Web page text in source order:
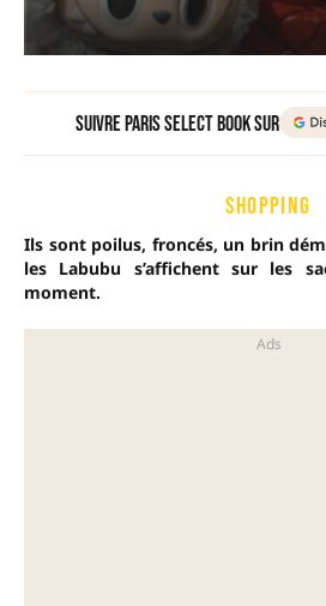
Suivre Paris Select Book sur
SHOPPING
Ils sont poilus, froncés, un brin
les Labubu s’affichent sur les
moment.